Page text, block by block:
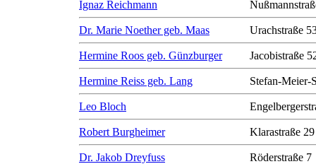
Ignaz Reichmann
Dr. Marie Noether geb. Maas Urachstraße
Hermine Roos geb. Günzburger Jacobistraße
Hermine Reiss geb. Lang Stefan-Meier-
Leo Bloch
Robert Burgheimer Klarastraße 29
Dr. Jakob Dreyfuss Röderstraße 7